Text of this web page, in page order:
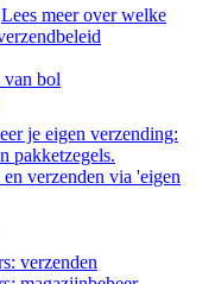
Lees meer over welke
van bol
je eigen verzending:
pakketzegels.
verzenden via 'eigen
verzenden